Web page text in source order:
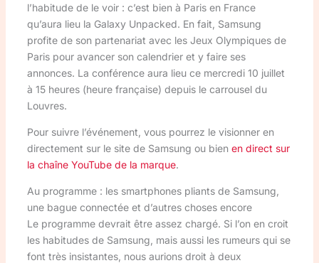
l’habitude de le voir : c’est bien à Paris en France
qu’aura lieu la Galaxy Unpacked. En fait, Samsung
profite de son partenariat avec les Jeux Olympiques de
Paris pour avancer son calendrier et y faire ses
annonces. La conférence aura lieu ce mercredi 10 juillet
à 15 heures (heure française) depuis le carrousel du
Louvres.
Pour suivre l’événement, vous pourrez le visionner en
directement sur le site de Samsung ou bien en direct sur
la chaîne YouTube de la marque.
Au programme : les smartphones pliants de Samsung,
une bague connectée et d’autres choses encore
Le programme devrait être assez chargé. Si l’on en croit
les habitudes de Samsung, mais aussi les rumeurs qui se
font très insistantes, nous aurions droit à deux